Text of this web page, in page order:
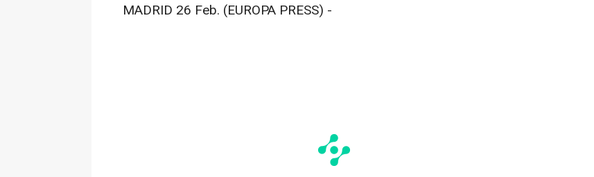
MADRID 26 Feb. (EUROPA PRESS) -